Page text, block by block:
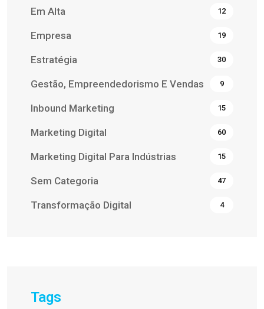
Em Alta 12
Empresa 19
Estratégia 30
Gestão, Empreendedorismo E Vendas 9
Inbound Marketing 15
Marketing Digital 60
Marketing Digital Para Indústrias 15
Sem Categoria 47
Transformação Digital 4
Tags